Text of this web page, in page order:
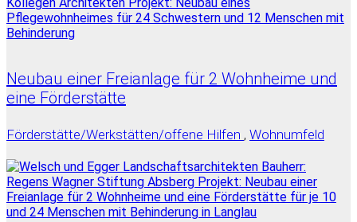
Neubau einer Freianlage für 2 Wohnheime und
eine Förderstätte
Förderstätte/Werkstätten/offene Hilfen , Wohnumfeld